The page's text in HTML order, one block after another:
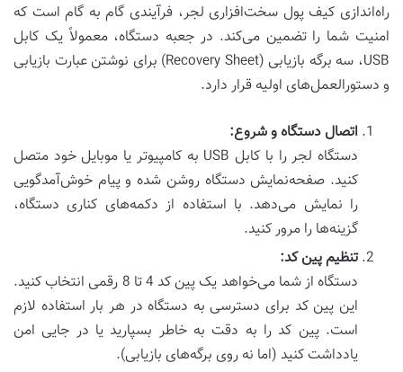
راه‌اندازی کیف پول سخت‌افزاری لجر، فرآیندی گام به گام است که
امنیت شما را تضمین می‌کند. در جعبه دستگاه، معمولاً یک کابل
USB، سه برگه بازیابی (Recovery Sheet) برای نوشتن عبارت بازیابی
و دستورالعمل‌های اولیه قرار دارد.
اتصال دستگاه و شروع:
دستگاه لجر را با کابل USB به کامپیوتر یا موبایل خود متصل
کنید. صفحه‌نمایش دستگاه روشن شده و پیام خوش‌آمدگویی
را نمایش می‌دهد. با استفاده از دکمه‌های کناری دستگاه،
گزینه‌ها را مرور کنید.
تنظیم پین کد:
دستگاه از شما می‌خواهد یک پین کد 4 تا 8 رقمی انتخاب کنید.
این پین کد برای دسترسی به دستگاه در هر بار استفاده لازم
است. پین کد را به دقت به خاطر بسپارید یا در جایی امن
یادداشت کنید (اما نه روی برگه‌های بازیابی).